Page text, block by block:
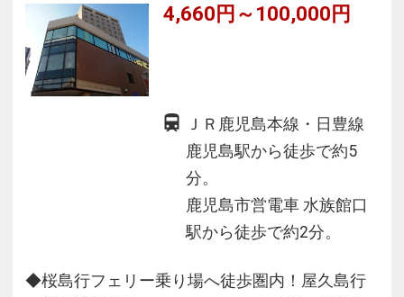
4,660円～100,000円
ＪＲ鹿児島本線・日豊線
鹿児島駅から徒歩で約5
分。
鹿児島市営電車 水族館口
駅から徒歩で約2分。
◆桜島行フェリー乗り場へ徒歩圏内！屋久島行